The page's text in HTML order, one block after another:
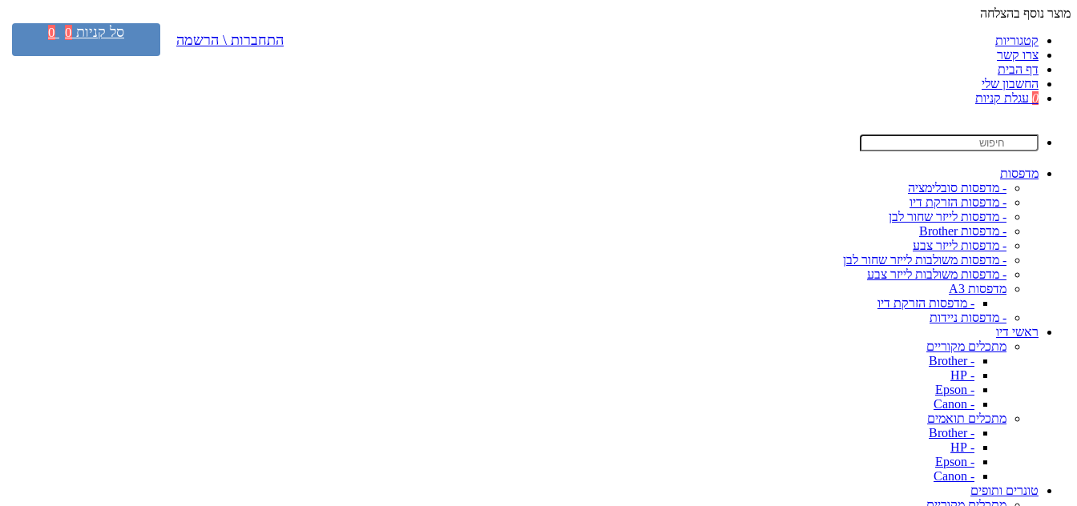
מוצר נוסף בהצלחה
קטגוריות
צרו קשר
דף הבית
החשבון שלי
0 עגלת קניות
מדפסות
- מדפסות סובלימציה
- מדפסות הזרקת דיו
- מדפסות לייזר שחור לבן
- מדפסות Brother
- מדפסות לייזר צבע
- מדפסות משולבות לייזר שחור לבן
- מדפסות משולבות לייזר צבע
מדפסות A3
- מדפסות הזרקת דיו
- מדפסות ניידות
ראשי דיו
מתכלים מקוריים
- Brother
- HP
- Epson
- Canon
מתכלים תואמים
- Brother
- HP
- Epson
- Canon
טונרים ותופים
התחברות \ הרשמה סל קניות 0
0